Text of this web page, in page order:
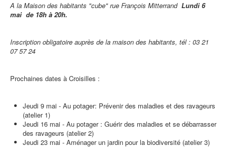
A la Maison des habitants "cube" rue François Mitterrand Lundi 6
mai de 18h à 20h.
Inscription obligatoire auprès de la maison des habitants, tél : 03 21
07 57 24
Prochaines dates à Croisilles :
Jeudi 9 mai - Au potager: Prévenir des maladies et des ravageurs
(atelier 1)
Jeudi 16 mai - Au potager : Guérir des maladies et se débarrasser
des ravageurs (atelier 2)
Jeudi 23 mai - Aménager un jardin pour la biodiversité (atelier 3)